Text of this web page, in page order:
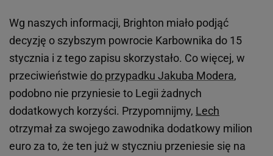
Wg naszych informacji, Brighton miało podjąć
decyzję o szybszym powrocie Karbownika do 15
stycznia i z tego zapisu skorzystało. Co więcej, w
przeciwieństwie do przypadku Jakuba Modera,
podobno nie przyniesie to Legii żadnych
dodatkowych korzyści. Przypomnijmy, Lech
otrzymał za swojego zawodnika dodatkowy milion
euro za to, że ten już w styczniu przeniesie się na